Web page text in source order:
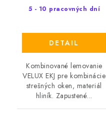
5 - 10 pracovných dní
DETAIL
Kombinované lemovanie
VELUX EKJ pre kombinácie
strešných oken, materiál
hliník. Zapustené...